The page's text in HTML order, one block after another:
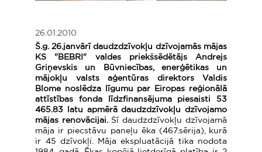
26.01.2010
Š.g. 26.janvārī daudzdzīvokļu dzīvojamās mājas
KS "BEBRI" valdes priekšsēdētājs Andrejs
Griņevskis
un Būvniecības, enerģētikas un
mājokļu valsts aģentūras direktors Valdis
Blome noslēdza līgumu par Eiropas reģionālā
attīstības fonda līdzfinansējuma piesaisti 53
465.83
latu apmērā daudzdzīvokļu dzīvojamo
mājas renovācijai. Šī daudzdzīvokļu dzīvojamā
māja ir piecstāvu paneļu ēka (467.sērija), kurā
ir 45 dzīvokļi. Māja ekspluatācijā tika nodota